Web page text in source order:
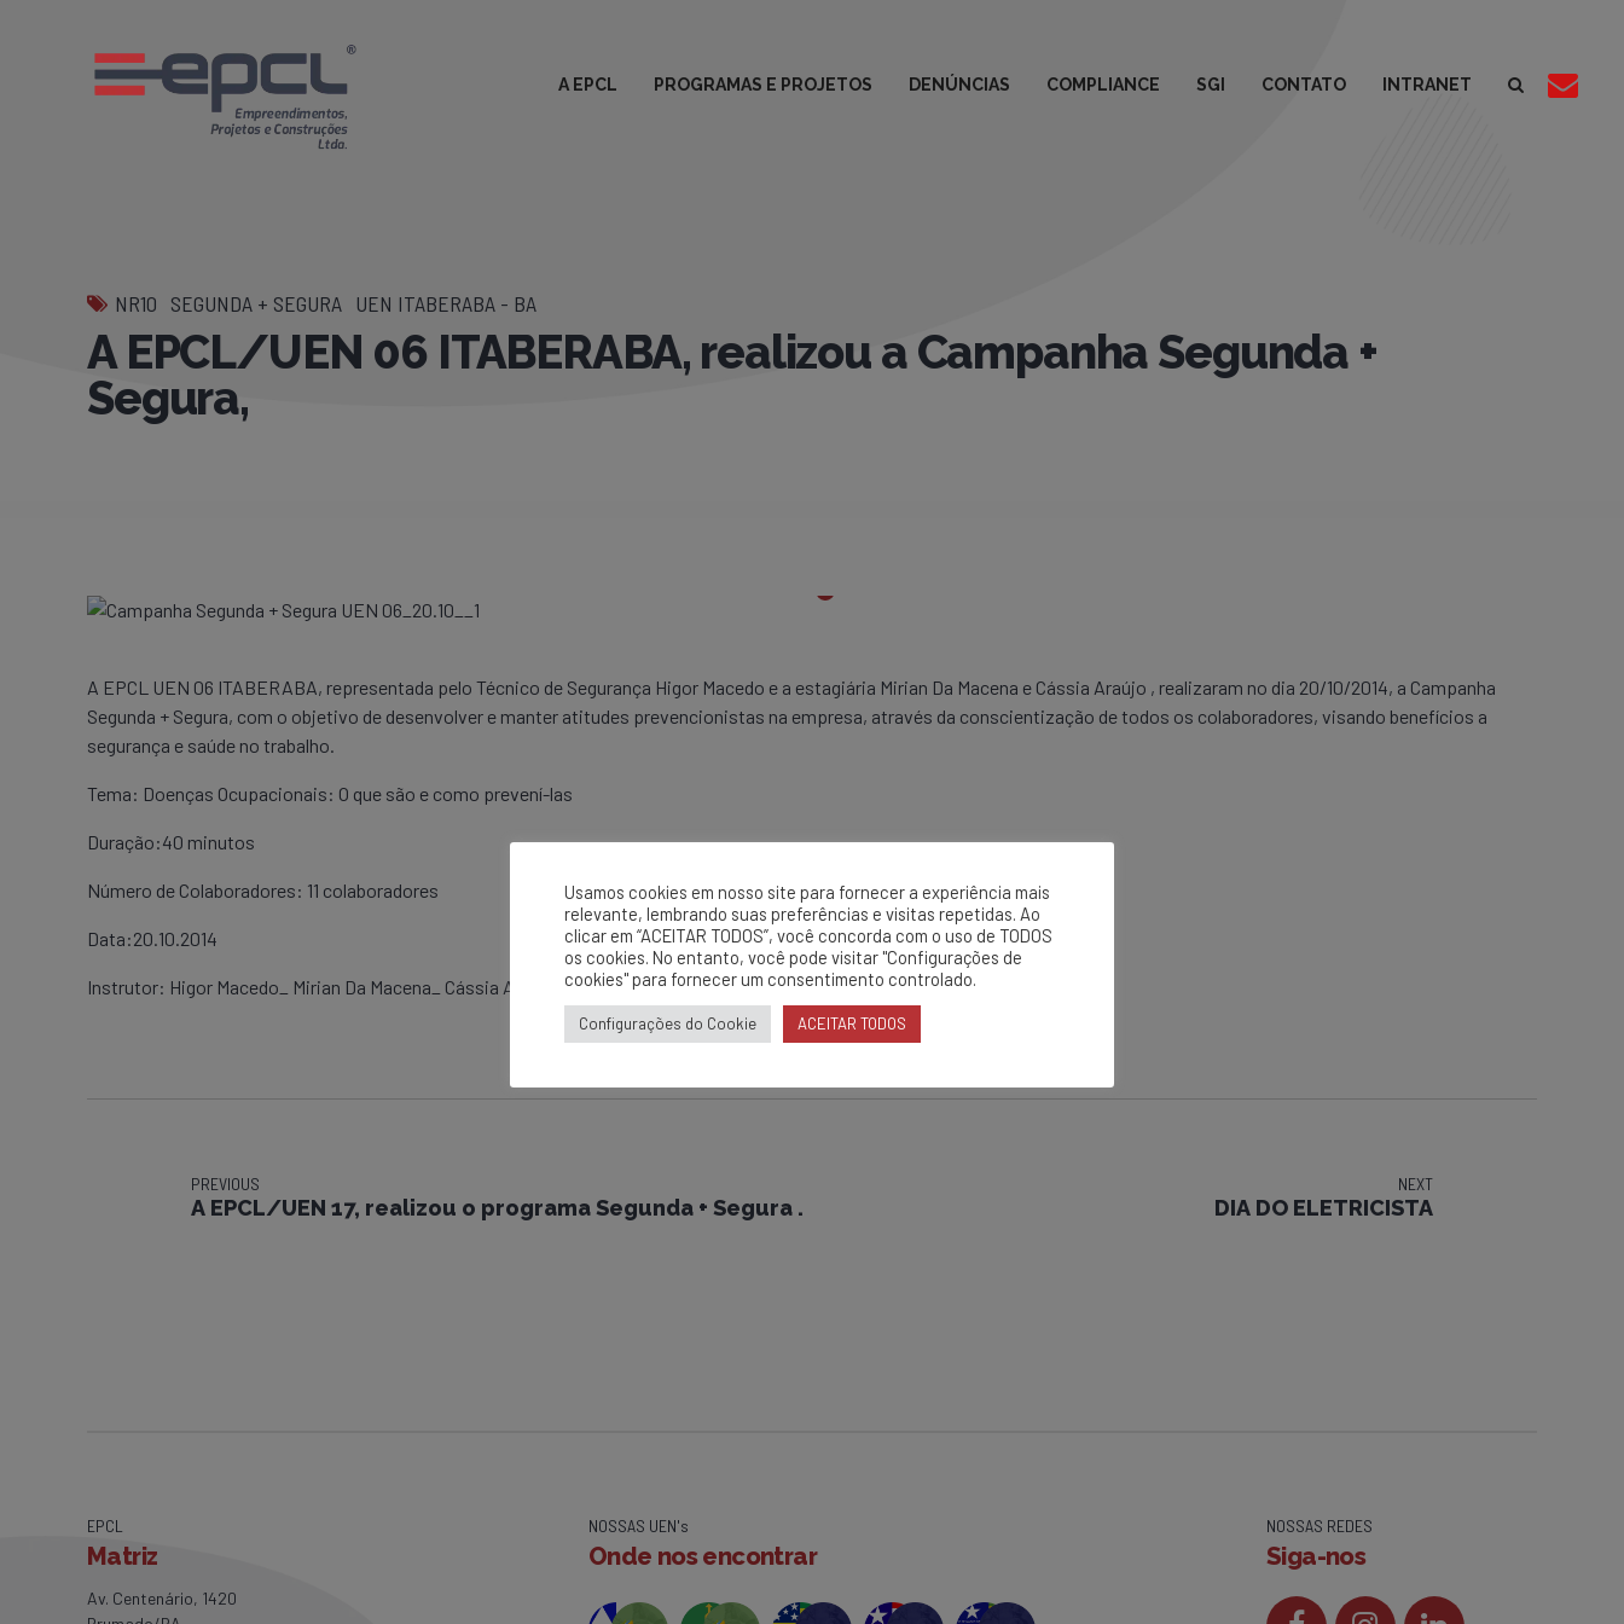
A EPCL PROGRAMAS E PROJETOS DENÚNCIAS COMPLIANCE SGI CONTATO INTRANET
NR10 SEGUNDA + SEGURA UEN ITABERABA - BA
A EPCL/UEN 06 ITABERABA, realizou a Campanha Segunda +
Segura,
A EPCL UEN 06 ITABERABA, representada pelo Técnico de Segurança Higor Macedo e a estagiária Mirian Da Macena e Cássia Araújo , realizaram no dia 20/10/2014, a Campanha
Segunda + Segura, com o objetivo de desenvolver e manter atitudes prevencionistas na empresa, através da conscientização de todos os colaboradores, visando benefícios a
segurança e saúde no trabalho.
Tema: Doenças Ocupacionais: O que são e como prevení-las
Duração:40 minutos
Número de Colaboradores: 11 colaboradores
Data:20.10.2014
Instrutor: Higor Macedo_ Mirian Da Macena_ Cássia Araújo
PREVIOUS
A EPCL/UEN 17, realizou o programa Segunda + Segura .
NEXT
DIA DO ELETRICISTA
EPCL
Matriz
Av. Centenário, 1420
NOSSAS UEN's
Onde nos encontrar
NOSSAS REDES
Siga-nos
Usamos cookies em nosso site para fornecer a experiência mais
relevante, lembrando suas preferências e visitas repetidas. Ao
clicar em “ACEITAR TODOS”, você concorda com o uso de TODOS
os cookies. No entanto, você pode visitar "Configurações de
cookies" para fornecer um consentimento controlado.
Configurações do Cookie ACEITAR TODOS